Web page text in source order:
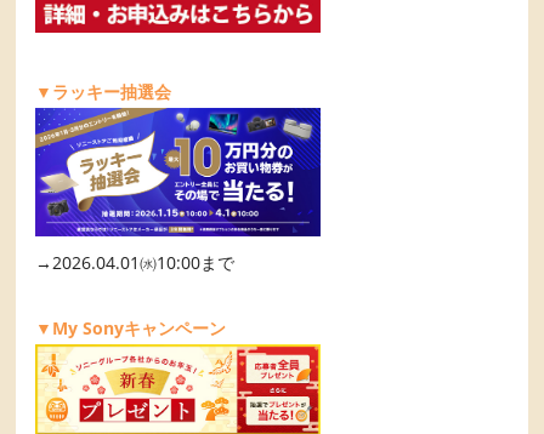
▼ラッキー抽選会
→2026.04.01㈬10:00まで
▼My Sonyキャンペーン